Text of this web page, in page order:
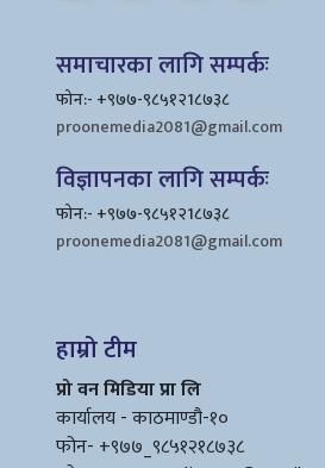
समाचारका लागि सम्पर्कः
फोन:- +९७७-९८५१२1८७३८
proonemedia2081@gmail.com
विज्ञापनका लागि सम्पर्कः
फोन:- +९७७-९८५१२1८७३८
proonemedia2081@gmail.com
हाम्रो टीम
प्रो वन मिडिया प्रा लि
कार्यालय - काठमाण्डौ-१०
फोन- +९७७_९८५१२१८७३८